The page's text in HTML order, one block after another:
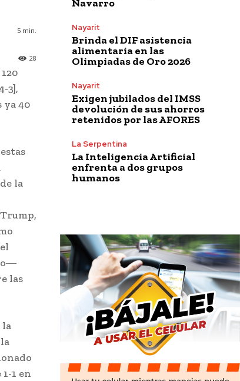
5 min.
28
3],
ya 40
la
las
la
1 en
Navarro
Nayarit
Brinda el DIF asistencia
alimentaria en las
Olimpiadas de Oro 2026
Nayarit
Exigen jubilados del IMSS
devolución de sus ahorros
retenidos por las AFORES
La Serpentina
La Inteligencia Artificial
enfrenta a dos grupos
humanos